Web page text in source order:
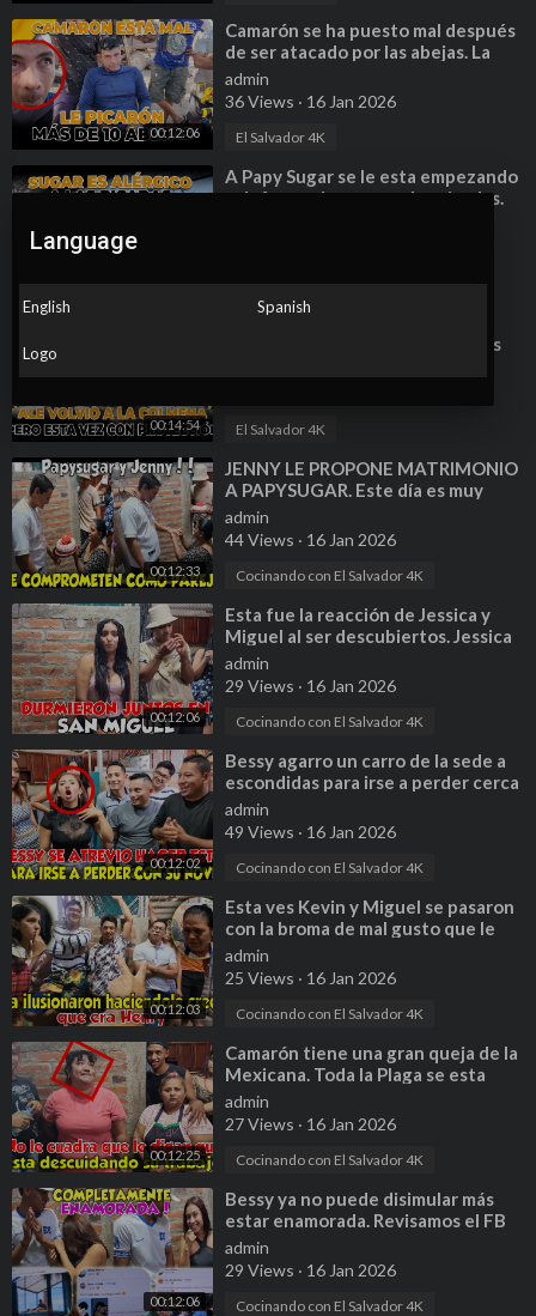
00:12:06
⁣Camarón se ha puesto mal después
de ser atacado por las abejas. La
plaga esta preocupada.
admin
36 Views · 16 Jan 2026
El Salvador 4K
⁣A Papy Sugar se le esta empezando
a deformar la cara por las picadas.
El Salvador 4K
00:14:54
⁣Ale no se quería quedar con las
ganas y regreso a la colmena. Nos
El Salvador 4K
00:12:33
⁣JENNY LE PROPONE MATRIMONIO
A PAPYSUGAR. Este día es muy
especial para esta parejita. Parte 12
admin
44 Views · 16 Jan 2026
Cocinando con El Salvador 4K
00:12:06
⁣Esta fue la reacción de Jessica y
Miguel al ser descubiertos. Jessica
no acepta su relación. P 16
admin
29 Views · 16 Jan 2026
Cocinando con El Salvador 4K
00:12:02
⁣Bessy agarro un carro de la sede a
escondidas para irse a perder cerca
de Guatemala. Parte 2
admin
49 Views · 16 Jan 2026
Cocinando con El Salvador 4K
00:12:03
⁣Esta ves Kevin y Miguel se pasaron
con la broma de mal gusto que le
hicieron a tía Yanet. Parte 16
admin
25 Views · 16 Jan 2026
Cocinando con El Salvador 4K
00:12:25
⁣Camarón tiene una gran queja de la
Mexicana. Toda la Plaga se esta
enfermando. Parte 1
admin
27 Views · 16 Jan 2026
Cocinando con El Salvador 4K
00:12:06
⁣Bessy ya no puede disimular más
estar enamorada. Revisamos el FB
de la Mona y esto encontramos. P 8
admin
29 Views · 16 Jan 2026
Cocinando con El Salvador 4K
Language
English Spanish
Logo